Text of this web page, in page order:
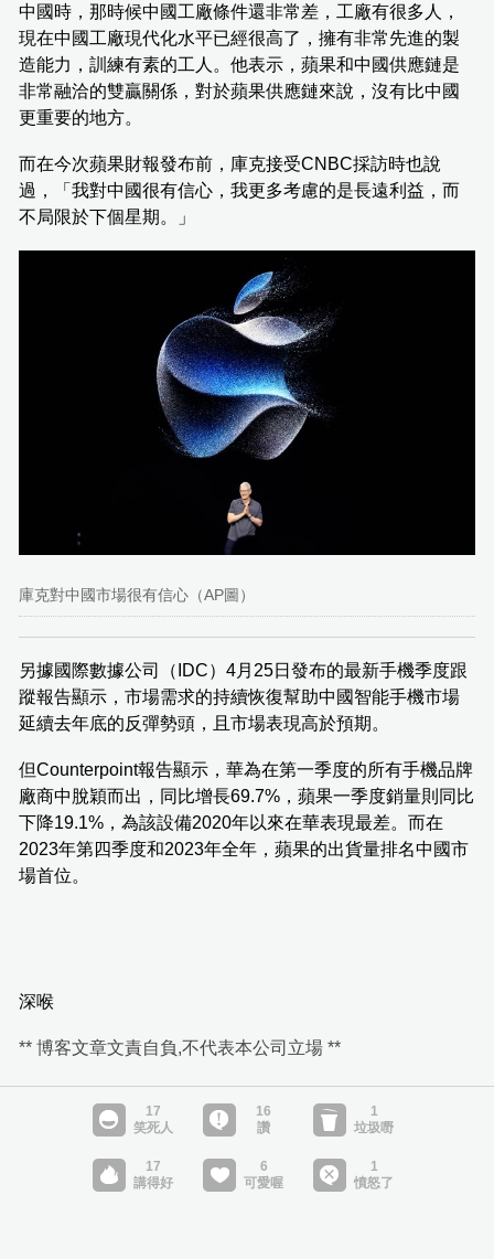
中國時，那時候中國工廠條件還非常差，工廠有很多人，
現在中國工廠現代化水平已經很高了，擁有非常先進的製
造能力，訓練有素的工人。他表示，蘋果和中國供應鏈是
非常融洽的雙贏關係，對於蘋果供應鏈來說，沒有比中國
更重要的地方。
而在今次蘋果財報發布前，庫克接受CNBC採訪時也說
過，「我對中國很有信心，我更多考慮的是長遠利益，而
不局限於下個星期。」
庫克對中國市場很有信心（AP圖）
另據國際數據公司（IDC）4月25日發布的最新手機季度跟
蹤報告顯示，市場需求的持續恢復幫助中國智能手機市場
延續去年底的反彈勢頭，且市場表現高於預期。
但Counterpoint報告顯示，華為在第一季度的所有手機品牌
廠商中脫穎而出，同比增長69.7%，蘋果一季度銷量則同比
下降19.1%，為該設備2020年以來在華表現最差。而在
2023年第四季度和2023年全年，蘋果的出貨量排名中國市
場首位。
深喉
** 博客文章文責自負,不代表本公司立場 **